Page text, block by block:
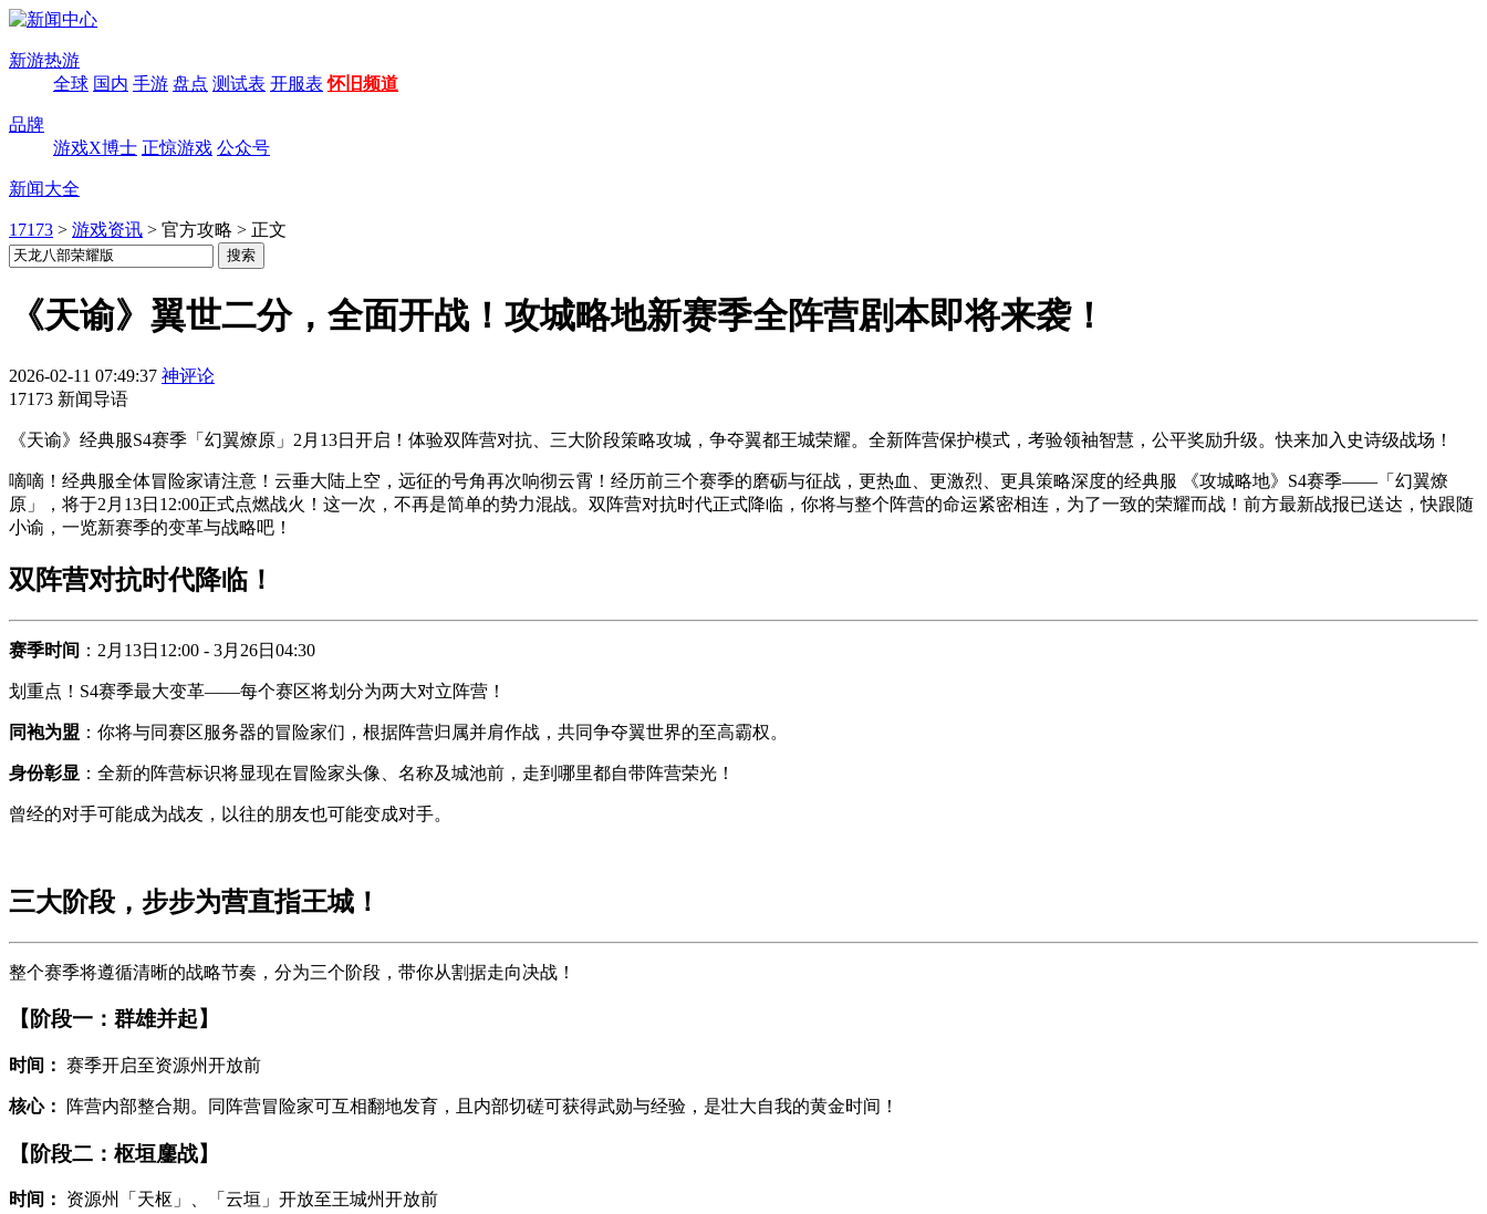
新游热游
全球 国内 手游 盘点 测试表 开服表 怀旧频道
品牌
游戏X博士 正惊游戏 公众号
新闻大全
17173 > 游戏资讯 > 官方攻略 > 正文
《天谕》翼世二分，全面开战！攻城略地新赛季全阵营剧本即将来袭！
2026-02-11 07:49:37 神评论
17173 新闻导语
《天谕》经典服S4赛季「幻翼燎原」2月13日开启！体验双阵营对抗、三大阶段策略攻城，争夺翼都王城荣耀。全新阵营保护模式，考验领袖智慧，公平奖励升级。快来加入史诗级战场！
嘀嘀！经典服全体冒险家请注意！云垂大陆上空，远征的号角再次响彻云霄！经历前三个赛季的磨砺与征战，更热血、更激烈、更具策略深度的经典服 《攻城略地》S4赛季——「幻翼燎
原」，将于2月13日12:00正式点燃战火！这一次，不再是简单的势力混战。双阵营对抗时代正式降临，你将与整个阵营的命运紧密相连，为了一致的荣耀而战！前方最新战报已送达，快跟随
小谕，一览新赛季的变革与战略吧！
双阵营对抗时代降临！
赛季时间 ：2月13日12:00 - 3月26日04:30
划重点！S4赛季最大变革——每个赛区将划分为两大对立阵营！
同袍为盟 ：你将与同赛区服务器的冒险家们，根据阵营归属并肩作战，共同争夺翼世界的至高霸权。
身份彰显 ：全新的阵营标识将显现在冒险家头像、名称及城池前，走到哪里都自带阵营荣光！
曾经的对手可能成为战友，以往的朋友也可能变成对手。
三大阶段，步步为营直指王城！
整个赛季将遵循清晰的战略节奏，分为三个阶段，带你从割据走向决战！
【阶段一：群雄并起】
时间： 赛季开启至资源州开放前
核心： 阵营内部整合期。同阵营冒险家可互相翻地发育，且内部切磋可获得武勋与经验，是壮大自我的黄金时间！
【阶段二：枢垣鏖战】
时间： 资源州「天枢」、「云垣」开放至王城州开放前